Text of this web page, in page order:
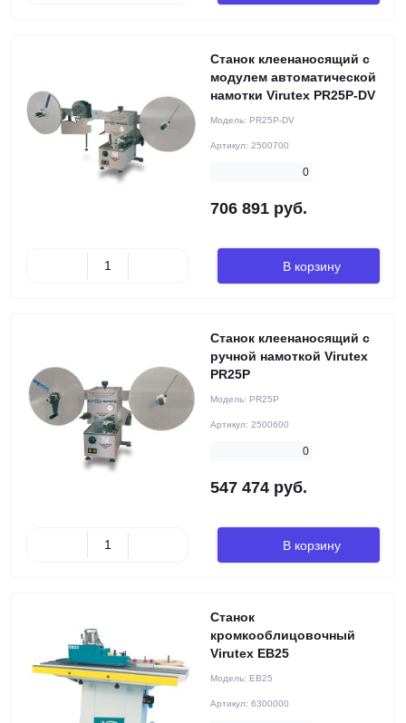
Станок клеенаносящий с
модулем автоматической
намотки Virutex PR25P-DV
Модель: PR25P-DV
Артикул: 2500700
0
706 891 руб.
В корзину
Станок клеенаносящий с
ручной намоткой Virutex
PR25P
Модель: PR25P
Артикул: 2500600
0
547 474 руб.
В корзину
Станок
кромкооблицовочный
Virutex EB25
Модель: EB25
Артикул: 6300000